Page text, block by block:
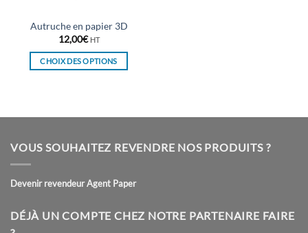
Autruche en papier 3D
12,00€ HT
CHOIX DES OPTIONS
plusieurs
Les
peuvent
sur
VOUS SOUHAITEZ REVENDRE NOS PRODUITS ?
Devenir revendeur Agent Paper
DÉJÀ UN COMPTE CHEZ NOTRE PARTENAIRE FAIRE